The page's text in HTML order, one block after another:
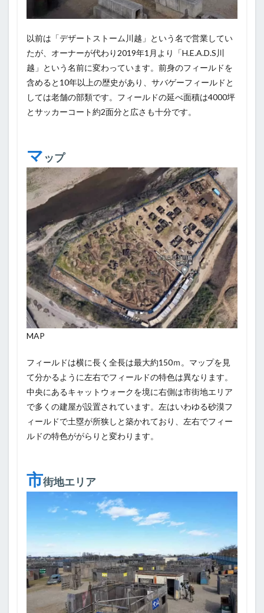
以前は「デザートストーム川越」という名で営業してい
たが、オーナーが代わり2019年1月より「H.E.A.D.S川
越」という名前に変わっています。前身のフィールドを
含めると10年以上の歴史があり、サバゲーフィールドと
しては老舗の部類です。フィールドの延べ面積は4000坪
とサッカーコート約2面分と広さも十分です。
マ ップ
MAP
フィールドは横に長く全長は最大約150ｍ。マップを見
て分かるように左右でフィールドの特色は異なります。
中央にあるキャットウォークを境に右側は市街地エリア
で多くの建屋が設置されています。左はいわゆる砂漠フ
ィールドで土塁が所狭しと築かれており、左右でフィー
ルドの特色ががらりと変わります。
市街地エリア